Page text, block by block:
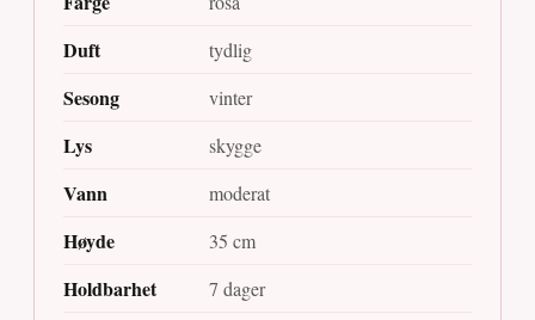
Duft tydlig
Sesong vinter
Lys skygge
Vann moderat
Høyde 35 cm
Holdbarhet 7 dager